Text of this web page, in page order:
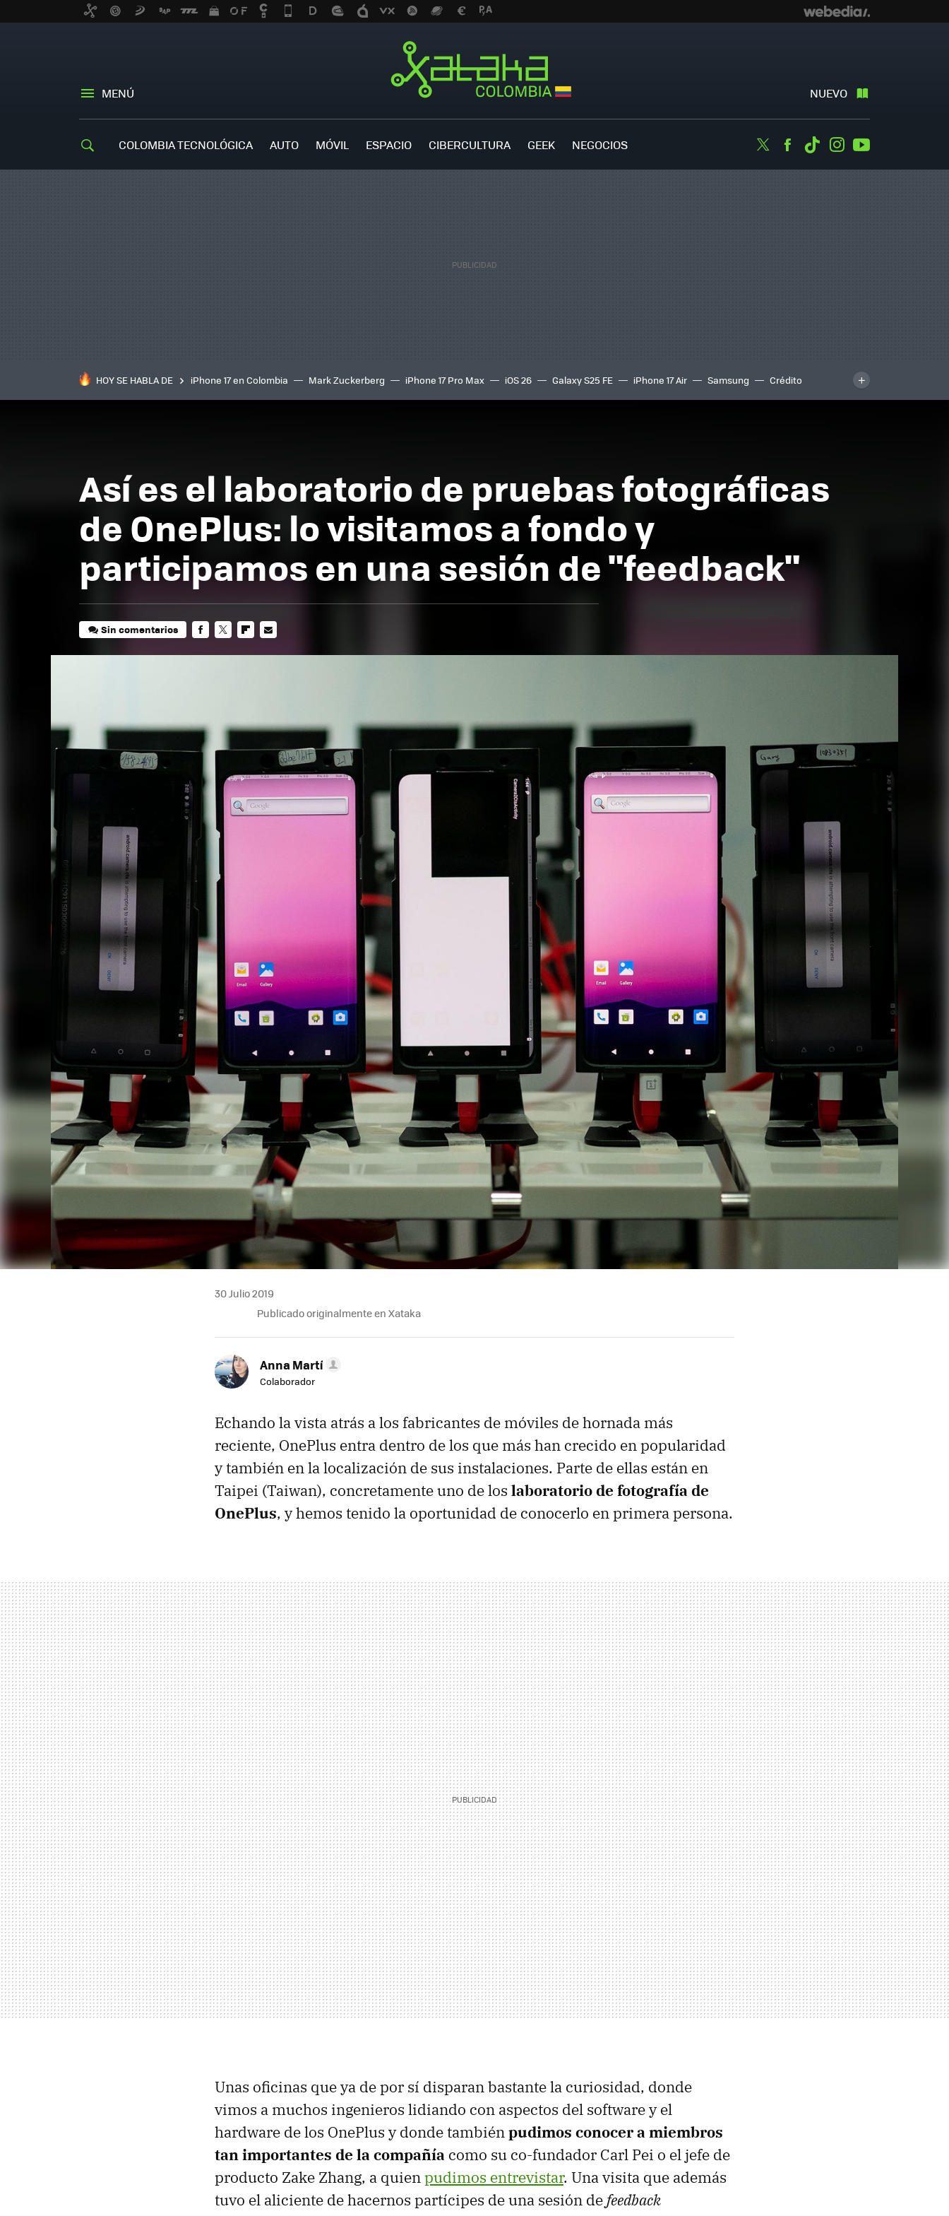
MENÚ NUEVO
COLOMBIA TECNOLÓGICA AUTO MÓVIL ESPACIO CIBERCULTURA GEEK NEGOCIOS TwitterFacebook
TiktokInstagram
HOY SE HABLA DE iPhone 17 en Colombia Mark Zuckerberg iPhone 17 Pro Max iOS 26 Galaxy S25 FE iPhone 17 Air Samsung
Crédito
inteligente
IA TCL C8K
Así es el laboratorio de pruebas fotográficas
de OnePlus: lo visitamos a fondo y
participamos en una sesión de "feedback"
Sin comentarios
30 Julio 2019
Publicado originalmente en Xataka
Anna Martí
Colaborador
Echando la vista atrás a los fabricantes de móviles de hornada más
reciente, OnePlus entra dentro de los que más han crecido en popularidad
y también en la localización de sus instalaciones. Parte de ellas están en
Taipei (Taiwan), concretamente uno de los laboratorio de fotografía de
OnePlus, y hemos tenido la oportunidad de conocerlo en primera persona.
Unas oficinas que ya de por sí disparan bastante la curiosidad, donde
vimos a muchos ingenieros lidiando con aspectos del software y el
hardware de los OnePlus y donde tambiénpudimos conocer a miembros
tan importantes de la compañía como su co-fundador Carl Pei o el jefe de
producto Zake Zhang, a quienpudimos entrevistar. Una visita que además
tuvo el aliciente de hacernos partícipes de una sesión defeedback